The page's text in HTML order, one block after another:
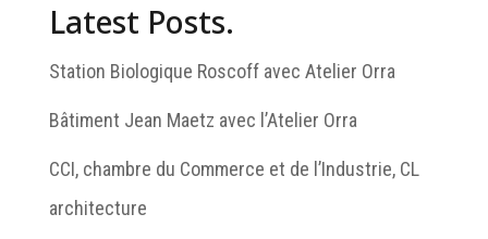
Latest Posts.
Station Biologique Roscoff avec Atelier Orra
Bâtiment Jean Maetz avec l’Atelier Orra
CCI, chambre du Commerce et de l’Industrie, CL
architecture